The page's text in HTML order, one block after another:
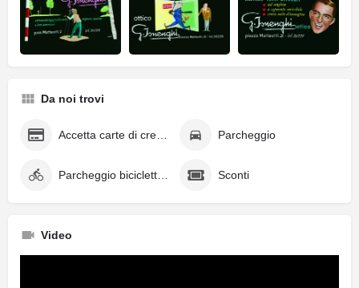
Da noi trovi
Parcheggio
Sconti
Video